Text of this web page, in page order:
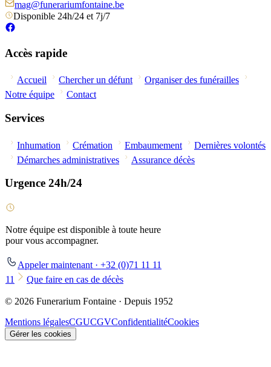
mag@funerariumfontaine.be
Disponible 24h/24 et 7j/7
Accès rapide
Accueil Chercher un défunt
Organiser des funérailles
Notre équipe
Contact
Services
Inhumation Crémation Embaumement
Dernières volontés
Démarches administratives
Assurance décès
Urgence 24h/24
Notre équipe est disponible à toute heure
pour vous accompagner.
Appeler maintenant · +32 (0)71 11 11
11
Que faire en cas de décès
© 2026 Funerarium Fontaine · Depuis 1952
Mentions légalesCGUCGVConfidentialitéCookies
Gérer les cookies